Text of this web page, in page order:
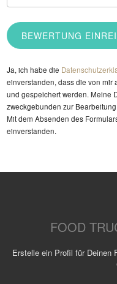
Ja, ich habe die
einverstanden, dass die von mir
und gespeichert werden. Meine
zweckgebunden zur
Mit dem Absenden des
einverstanden.
FOOD
Erstelle ein Profil für Deinen